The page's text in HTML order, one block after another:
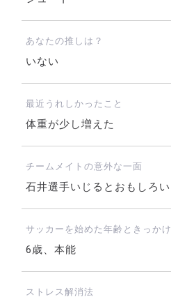
あなたの推しは？
いない
最近うれしかったこと
体重が少し増えた
チームメイトの意外な一面
石井選手いじるとおもしろい
サッカーを始めた年齢ときっかけ
6歳、本能
ストレス解消法